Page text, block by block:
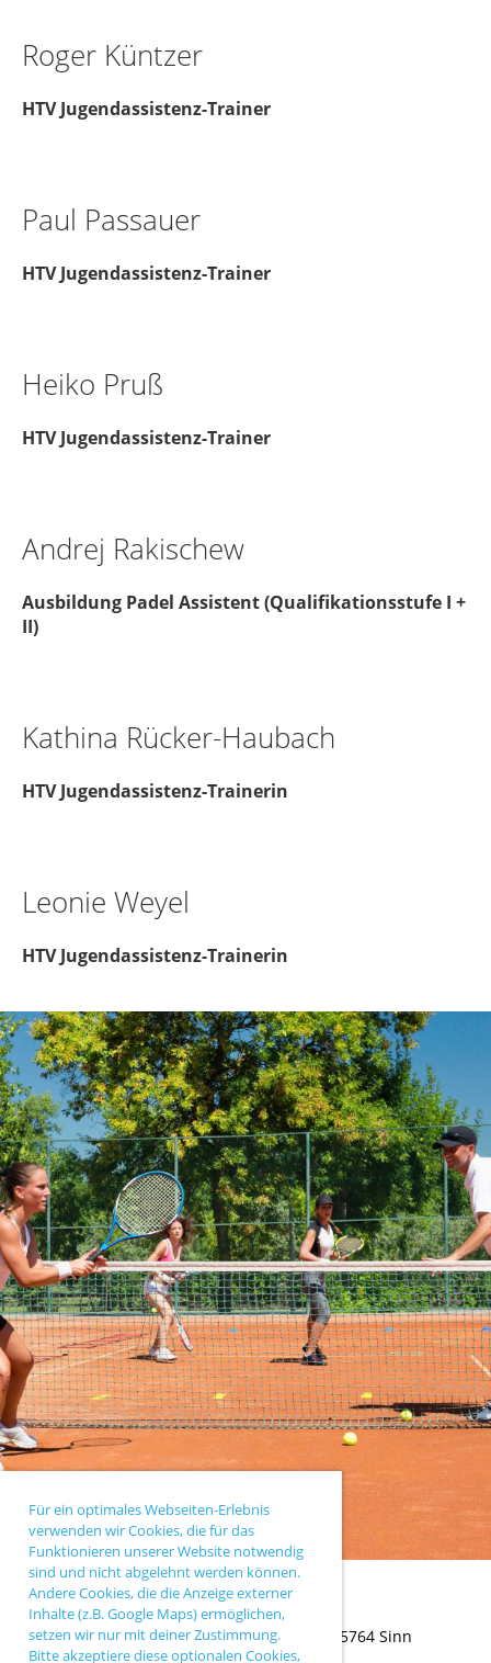
Für ein optimales Webseiten-Erlebnis
verwenden wir Cookies, die für das
Funktionieren unserer Website notwendig
sind und nicht abgelehnt werden können.
Andere Cookies, die die Anzeige externer
Inhalte (z.B. Google Maps) ermöglichen,
setzen wir nur mit deiner Zustimmung.
Bitte akzeptiere diese optionalen Cookies,
Roger Küntzer
HTV Jugendassistenz-Trainer
Paul Passauer
HTV Jugendassistenz-Trainer
Heiko Pruß
HTV Jugendassistenz-Trainer
Andrej Rakischew
Ausbildung Padel Assistent (Qualifikationsstufe I +
II)
Kathina Rücker-Haubach
HTV Jugendassistenz-Trainerin
Leonie Weyel
HTV Jugendassistenz-Trainerin
TC Sinn |Ballersbacher Weg 43 | 35764 Sinn